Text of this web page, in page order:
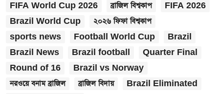
FIFA World Cup 2026
ব্রাজিল বিশ্বকাপ
FIFA 2026
Brazil World Cup
২০২৬ ফিফা বিশ্বকাপ
sports news
Football World Cup
Brazil
Brazil News
Brazil football
Quarter Final
Round of 16
Brazil vs Norway
নরওয়ে বনাম ব্রাজিল
ব্রাজিল বিদায় Brazil Eliminated